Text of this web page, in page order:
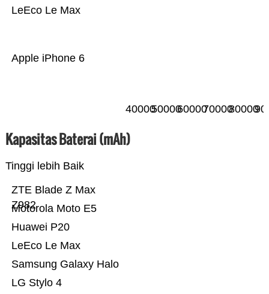
Apple iPhone 6
LeEco Le Max
4000050000600007000080000
Kapasitas Baterai (mAh)
Tinggi lebih Baik
LG Stylo 4
Samsung Galaxy Halo
LeEco Le Max
Huawei P20
Motorola Moto E5
ZTE Blade Z Max
Z982